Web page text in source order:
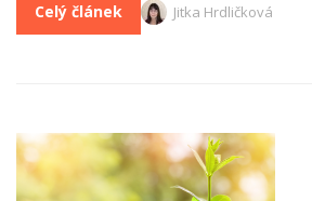
Celý článek Jitka Hrdličková